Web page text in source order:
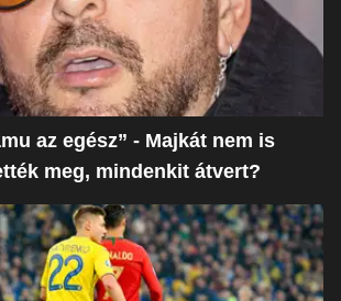
az egész” - Majkát nem is
meg, mindenkit átvert?